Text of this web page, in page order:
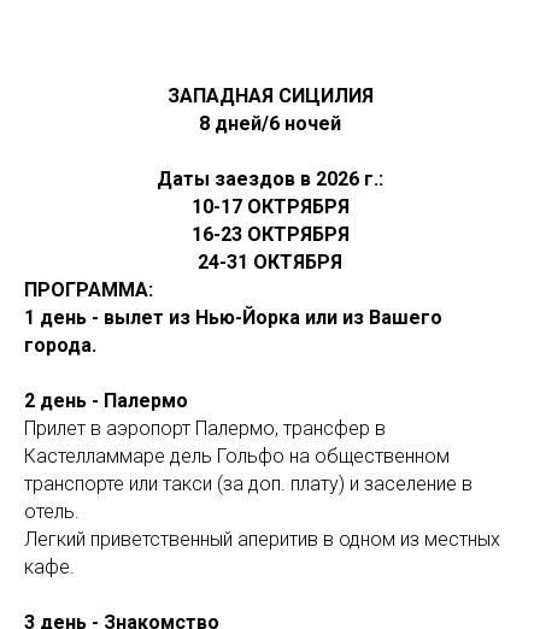
ЗАПАДНАЯ СИЦИЛИЯ
8 дней/6 ночей
Даты заездов в 2026 г.:
10-17 ОКТРЯБРЯ
16-23 ОКТРЯБРЯ
24-31 ОКТЯБРЯ
ПРОГРАММА:
1 день - вылет из Нью-Йорка или из Вашего
города.
2 день - Палермо
Прилет в аэропорт Палермо, трансфер в
Кастелламмаре дель Гольфо на общественном
транспорте или такси (за доп. плату) и заселение в
отель.
Легкий приветственный аперитив в одном из местных
кафе.
3 день - Знакомство